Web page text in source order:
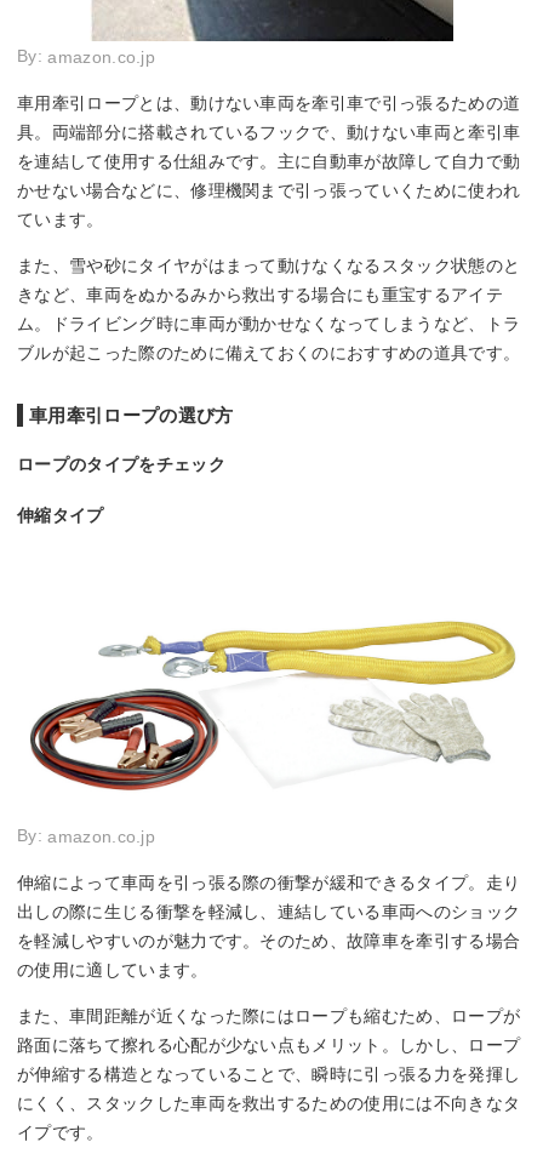
By:amazon.co.jp
車用牽引ロープとは、動けない車両を牽引車で引っ張るための道
具。両端部分に搭載されているフックで、動けない車両と牽引車
を連結して使用する仕組みです。主に自動車が故障して自力で動
かせない場合などに、修理機関まで引っ張っていくために使われ
ています。
また、雪や砂にタイヤがはまって動けなくなるスタック状態のと
きなど、車両をぬかるみから救出する場合にも重宝するアイテ
ム。ドライビング時に車両が動かせなくなってしまうなど、トラ
ブルが起こった際のために備えておくのにおすすめの道具です。
車用牽引ロープの選び方
ロープのタイプをチェック
伸縮タイプ
By:amazon.co.jp
伸縮によって車両を引っ張る際の衝撃が緩和できるタイプ。走り
出しの際に生じる衝撃を軽減し、連結している車両へのショック
を軽減しやすいのが魅力です。そのため、故障車を牽引する場合
の使用に適しています。
また、車間距離が近くなった際にはロープも縮むため、ロープが
路面に落ちて擦れる心配が少ない点もメリット。しかし、ロープ
が伸縮する構造となっていることで、瞬時に引っ張る力を発揮し
にくく、スタックした車両を救出するための使用には不向きなタ
イプです。